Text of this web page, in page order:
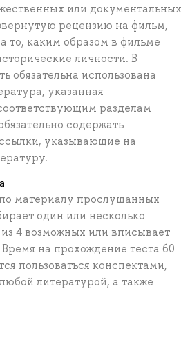
или документальных
рецензию на фильм,
то, каким образом в фильме
личности. В
обязательна использована
указанная
разделам
содержать
указывающие на
материалу прослушанных
один или несколько
4 возможных или вписывает
на прохождение теста 60
пользоваться конспектами,
литературой, а также